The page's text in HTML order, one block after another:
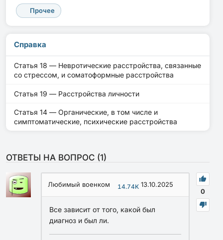
Прочее
Справка
Статья 18 — Невротические расстройства, связанные
со стрессом, и соматоформные расстройства
Статья 19 — Расстройства личности
Статья 14 — Органические, в том числе и
симптоматические, психические расстройства
ОТВЕТЫ НА ВОПРОС (1)
0
Любимый военком 14.74K 13.10.2025
Все зависит от того, какой был
диагноз и был ли.